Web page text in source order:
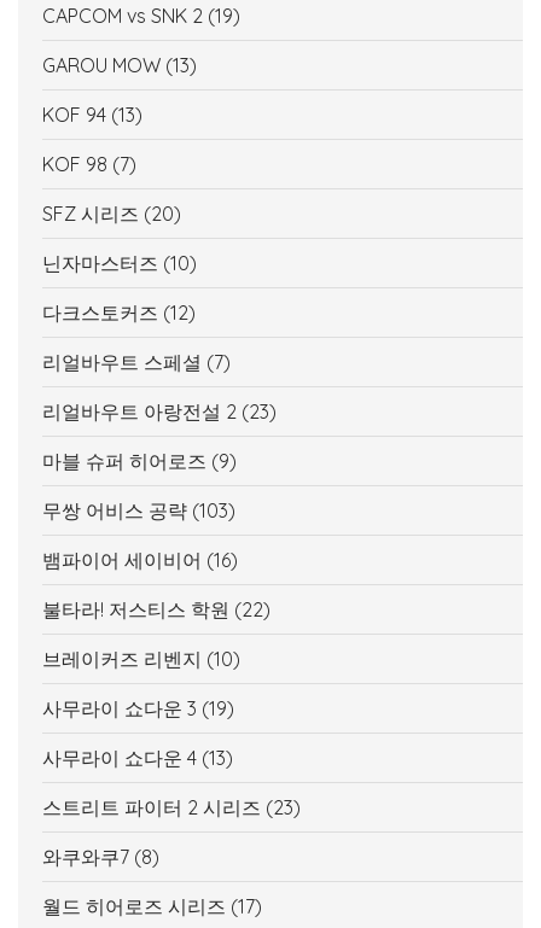
CAPCOM vs SNK 2 (19)
GAROU MOW (13)
KOF 94 (13)
KOF 98 (7)
SFZ 시리즈 (20)
닌자마스터즈 (10)
다크스토커즈 (12)
리얼바우트 스페셜 (7)
리얼바우트 아랑전설 2 (23)
마블 슈퍼 히어로즈 (9)
무쌍 어비스 공략 (103)
뱀파이어 세이비어 (16)
불타라! 저스티스 학원 (22)
브레이커즈 리벤지 (10)
사무라이 쇼다운 3 (19)
사무라이 쇼다운 4 (13)
스트리트 파이터 2 시리즈 (23)
와쿠와쿠7 (8)
월드 히어로즈 시리즈 (17)